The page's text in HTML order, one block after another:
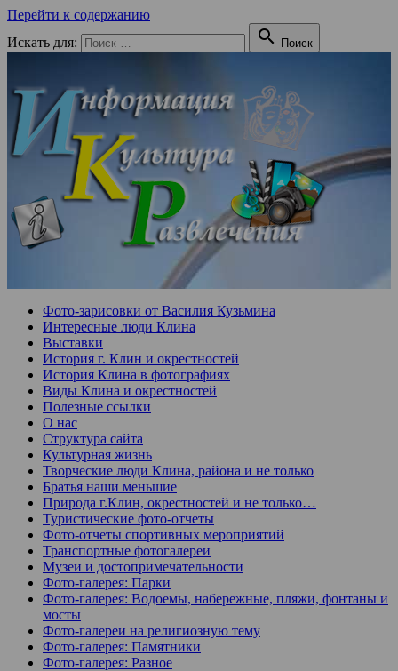
Перейти к содержанию
Искать для:
 Поиск
Фото-зарисовки от Василия Кузьмина
Интересные люди Клина
Выставки
История г. Клин и окрестностей
История Клина в фотографиях
Виды Клина и окрестностей
Полезные ссылки
О нас
Структура сайта
Культурная жизнь
Творческие люди Клина, района и не только
Братья наши меньшие
Природа г.Клин, окрестностей и не только…
Туристические фото-отчеты
Фото-отчеты спортивных мероприятий
Транспортные фотогалереи
Музеи и достопримечательности
Фото-галерея: Парки
Фото-галерея: Водоемы, набережные, пляжи, фонтаны и
мосты
Фото-галереи на религиозную тему
Фото-галерея: Памятники
Фото-галерея: Разное